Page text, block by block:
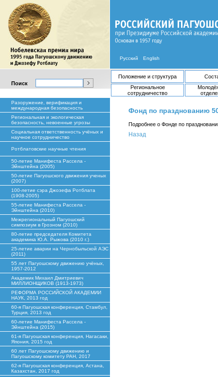
Русский English
Поиск
Положение и структура
Региональное
сотрудничество
Разоружение, верификация и
международная безопасность
Региональная и экологическая
безопасность, невоенные угрозы
Социальная ответственность учёных и
научное сотрудничество
Ротблатовские научные чтения
50-летие Манифеста Рассела -
Эйнштейна (2005)
50-летие Пагуошского движения ученых
(2007)
100-летие сэра Джозефа Ротблата
(1908-2005)
55-летие Манифеста Рассела -
Эйнштейна (2010)
Межрегиональный Пагуошский
симпозиум в Грозном (2010)
80-летие председателя Комитета
академика Ю.А. Рыжова (2010 г.)
25-летие аварии на Чернобыльской АЭС
(2011)
55 лет Пагуошскому движению учёных,
1957-2012
Академик Михаил Дмитриевич
МИЛЛИОНЩИКОВ (1913-1973)
РЕФОРМА РОССИЙСКОЙ АКАДЕМИИ
НАУК, 2013 год
60-я Пагуошская конференция, Стамбул,
Турция, 2013 год
60-летие Манифеста Рассела -
Эйнштейна (2015)
61-я Пагуошская конференция, Нагасаки,
Япония, 2015 год
60 лет Пагуошскому движению и
Пагуошскому комитету РАН, 2017
62-я Пагуошская конференция, Астана,
Казахстан, 2017 год
Фонд по празднованию
Подробнее о Фонде по
Назад